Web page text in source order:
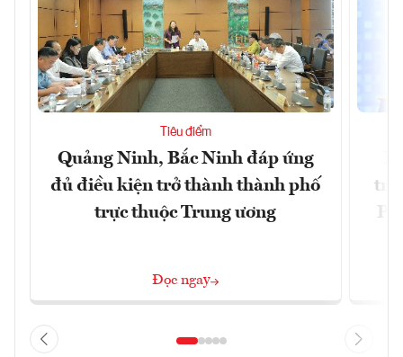
Tiêu điểm
Quảng Ninh, Bắc Ninh đáp ứng
đủ điều kiện trở thành thành phố
trực thuộc Trung ương
Đọc ngay